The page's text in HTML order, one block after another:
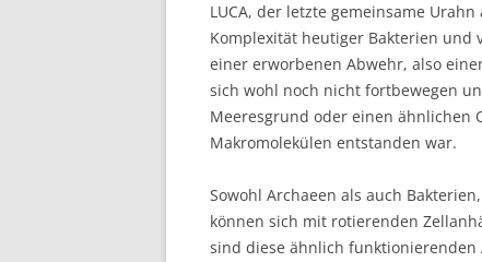
LUCA, der letzte gemeinsame
Komplexität heutiger Bakterien und
einer erworbenen Abwehr, also
sich wohl noch nicht fortbewegen
Meeresgrund oder einen ähnlichen
Makromolekülen entstanden war.
Sowohl Archaeen als auch
können sich mit rotierenden
sind diese ähnlich